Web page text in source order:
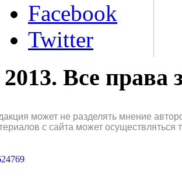
Facebook
Twitter
2013. Все
может не разделять мнение
с сайта может осуществляться